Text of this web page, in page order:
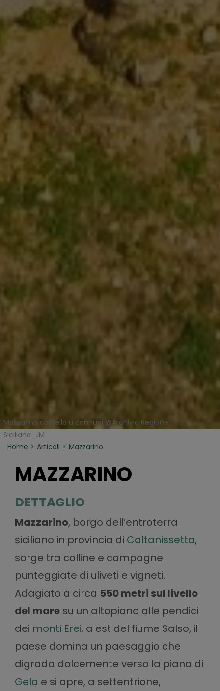
Mazzarino castello u cannuni @Archivio Regione
Siciliana_JM
Home
Articoli Mazzarino
MAZZARINO
DETTAGLIO
Mazzarino, borgo dell’entroterra
siciliano in provincia di Caltanissetta,
sorge tra colline e campagne
punteggiate di uliveti e vigneti.
Adagiato a circa 550 metri sul livello
del maresu un altopiano alle pendici
dei monti Erei, a est del fiume Salso, il
paese domina un paesaggio che
digrada dolcemente verso la piana di
Gela e si apre, a settentrione,